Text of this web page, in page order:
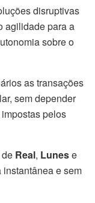
disruptivas
agilidade para a
sobre o
as transações
sem depender
pelos
Real, Lunese
e sem